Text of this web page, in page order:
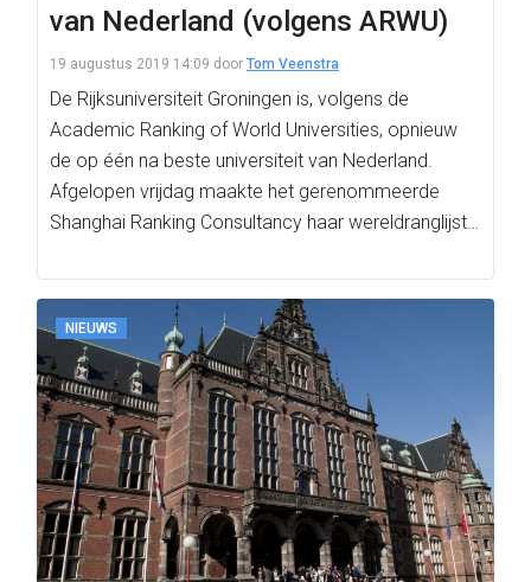
van Nederland (volgens ARWU)
19 augustus 2019 14:09 door Tom Veenstra
De Rijksuniversiteit Groningen is, volgens de
Academic Ranking of World Universities, opnieuw
de op één na beste universiteit van Nederland.
Afgelopen vrijdag maakte het gerenommeerde
Shanghai Ranking Consultancy haar wereldranglijst…
NIEUWS